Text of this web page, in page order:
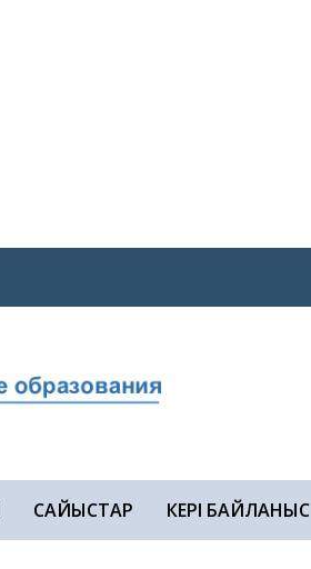
САЙЫСТАР КЕРІ БАЙЛАНЫС